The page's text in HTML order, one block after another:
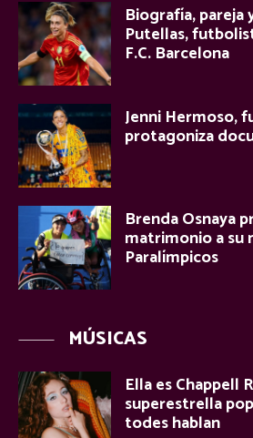
Biografía, pareja
Putellas,
F.C. Barcelona
Jenni Hermoso,
protagoniza
Brenda Osnaya
matrimonio a su
Paralímpicos
MÚSICAS
Ella es Chappell
superestrella
todes hablan